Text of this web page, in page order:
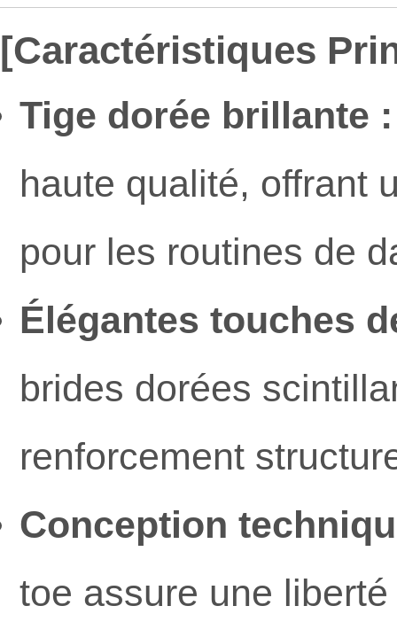
[Caractéristiques
Tige dorée brillante :
haute qualité, offrant
pour les routines de
Élégantes touches
brides dorées
renforcement
Conception
toe assure une